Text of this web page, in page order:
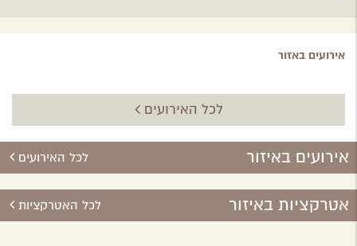
אירועים באזור
לכל האירועים
אירועים באיזור לכל האירועים
אטרקציות באיזור לכל האטרקציות